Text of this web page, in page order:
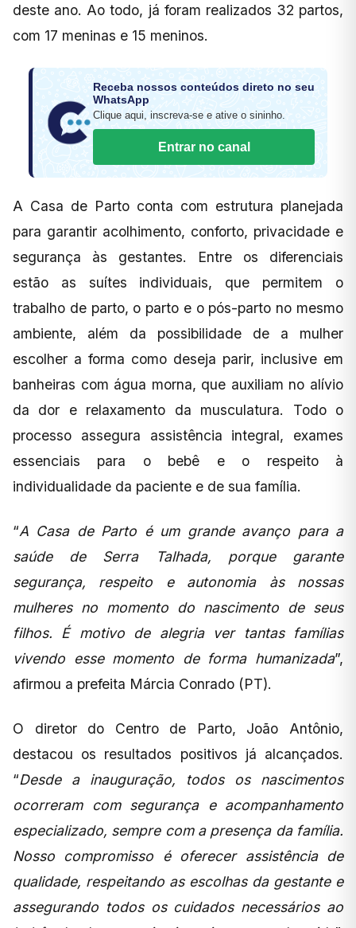
deste ano. Ao todo, já foram realizados 32 partos,
com 17 meninas e 15 meninos.
Receba nossos conteúdos direto no seu
WhatsApp
Clique aqui, inscreva-se e ative o sininho.
Entrar no canal
A Casa de Parto conta com estrutura planejada
para garantir acolhimento, conforto, privacidade e
segurança às gestantes. Entre os diferenciais
estão as suítes individuais, que permitem o
trabalho de parto, o parto e o pós-parto no mesmo
ambiente, além da possibilidade de a mulher
escolher a forma como deseja parir, inclusive em
banheiras com água morna, que auxiliam no alívio
da dor e relaxamento da musculatura. Todo o
processo assegura assistência integral, exames
essenciais para o bebê e o respeito à
individualidade da paciente e de sua família.
“A Casa de Parto é um grande avanço para a
saúde de Serra Talhada, porque garante
segurança, respeito e autonomia às nossas
mulheres no momento do nascimento de seus
filhos. É motivo de alegria ver tantas famílias
vivendo esse momento de forma humanizada”,
afirmou a prefeita Márcia Conrado (PT).
O diretor do Centro de Parto, João Antônio,
destacou os resultados positivos já alcançados.
“Desde a inauguração, todos os nascimentos
ocorreram com segurança e acompanhamento
especializado, sempre com a presença da família.
Nosso compromisso é oferecer assistência de
qualidade, respeitando as escolhas da gestante e
assegurando todos os cuidados necessários ao